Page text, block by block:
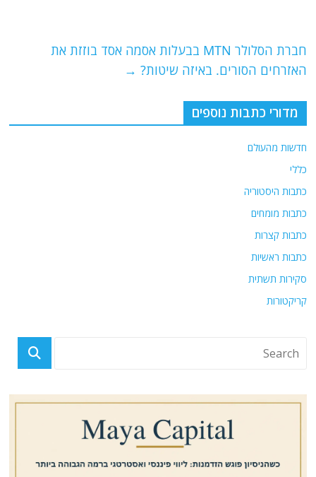
k
חברת הסלולר MTN בבעלות אסמה אסד בוזזת את
האזרחים הסורים. באיזה שיטות? →
מדורי כתבות נוספים
חדשות מהעולם
כללי
כתבות היסטוריה
כתבות מומחים
כתבות קצרות
כתבות ראשיות
סקירות תשתית
קריקטורות